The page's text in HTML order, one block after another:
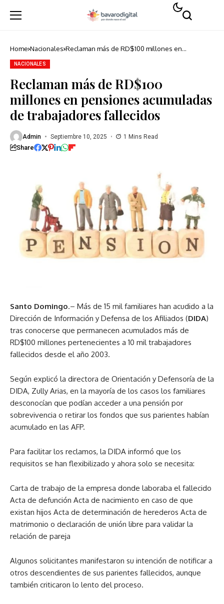
Home Nacionales Reclaman más de RD$100 millones en
NACIONALES
Reclaman más de RD$100
millones en pensiones acumuladas
de trabajadores fallecidos
Admin Septiembre 10, 2025 1 Mins Read
Share
Santo Domingo.– Más de 15 mil familiares han acudido a la
Dirección de Información y Defensa de los Afiliados (DIDA)
tras conocerse que permanecen acumulados más de
RD$100 millones pertenecientes a 10 mil trabajadores
fallecidos desde el año 2003.
Según explicó la directora de Orientación y Defensoría de la
DIDA, Zully Arias, en la mayoría de los casos los familiares
desconocían que podían acceder a una pensión por
sobrevivencia o retirar los fondos que sus parientes habían
acumulado en las AFP.
Para facilitar los reclamos, la DIDA informó que los
requisitos se han flexibilizado y ahora solo se necesita:
Carta de trabajo de la empresa donde laboraba el fallecido
Acta de defunción Acta de nacimiento en caso de que
existan hijos Acta de determinación de herederos Acta de
matrimonio o declaración de unión libre para validar la
relación de pareja
Algunos solicitantes manifestaron su intención de notificar a
otros descendientes de sus parientes fallecidos, aunque
también criticaron lo lento del proceso.